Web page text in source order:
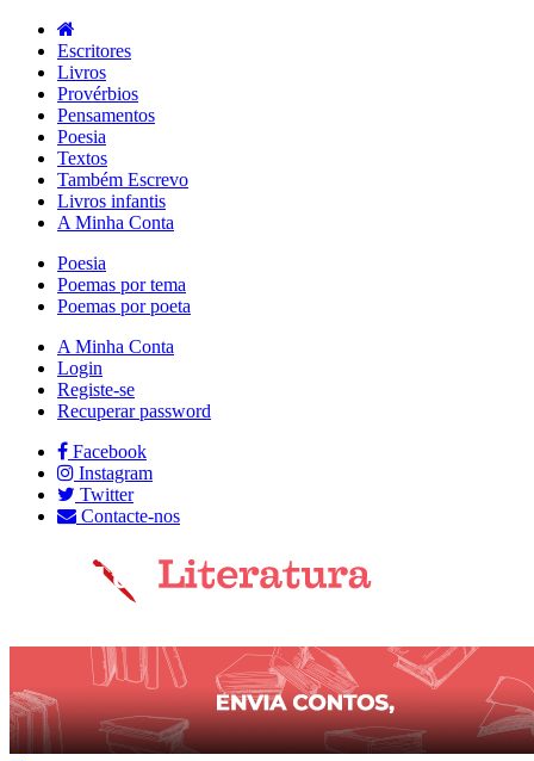
Escritores
Livros
Provérbios
Pensamentos
Poesia
Textos
Também Escrevo
Livros infantis
A Minha Conta
Poesia
Poemas por tema
Poemas por poeta
A Minha Conta
Login
Registe-se
Recuperar password
Facebook
Instagram
Twitter
Contacte-nos